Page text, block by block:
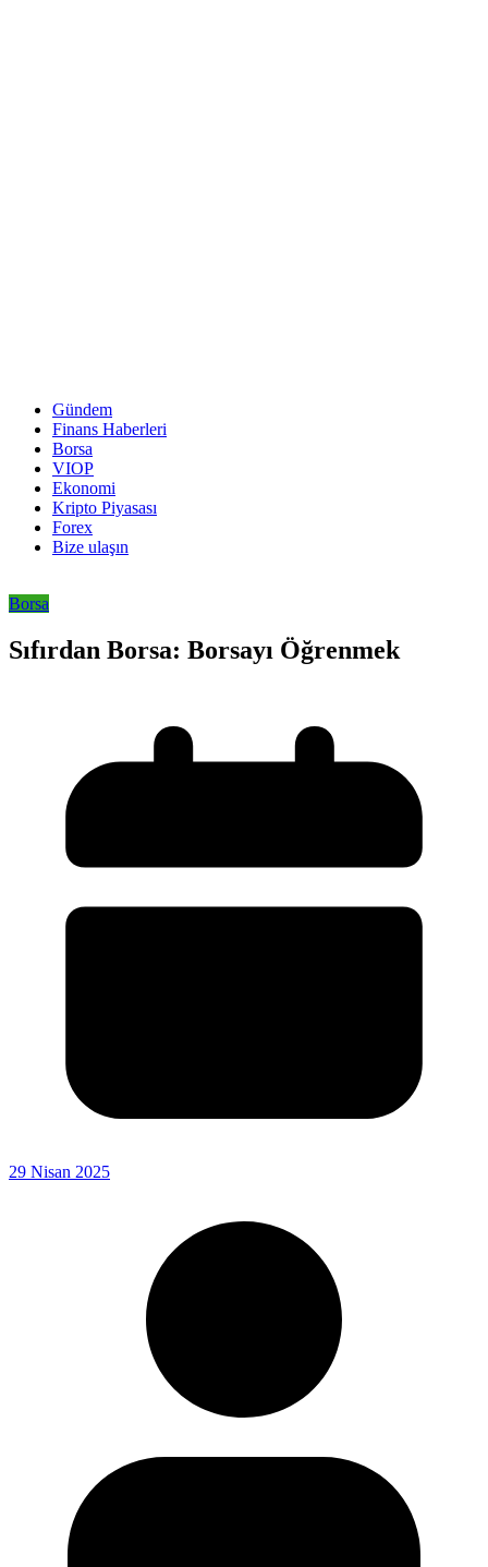
Gündem
Finans Haberleri
Borsa
VIOP
Ekonomi
Kripto Piyasası
Forex
Bize ulaşın
Borsa
Sıfırdan Borsa: Borsayı Öğrenmek
29 Nisan 2025